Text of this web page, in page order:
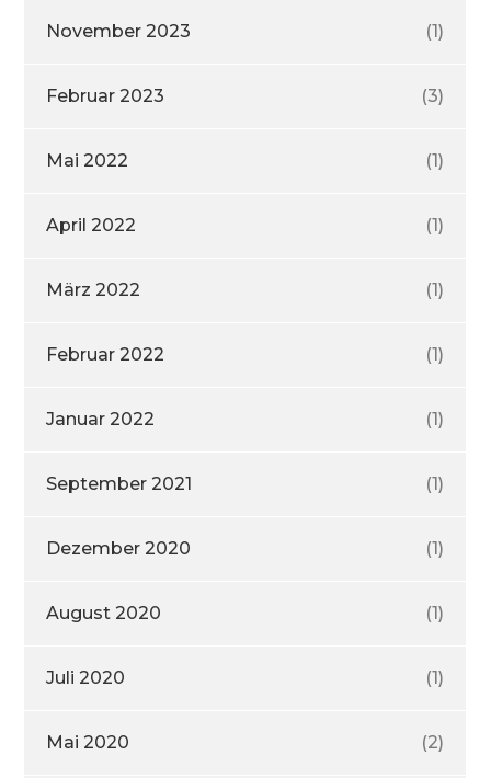
November 2023 (1)
Februar 2023 (3)
Mai 2022 (1)
April 2022 (1)
März 2022 (1)
Februar 2022 (1)
Januar 2022 (1)
September 2021 (1)
Dezember 2020 (1)
August 2020 (1)
Juli 2020 (1)
Mai 2020 (2)